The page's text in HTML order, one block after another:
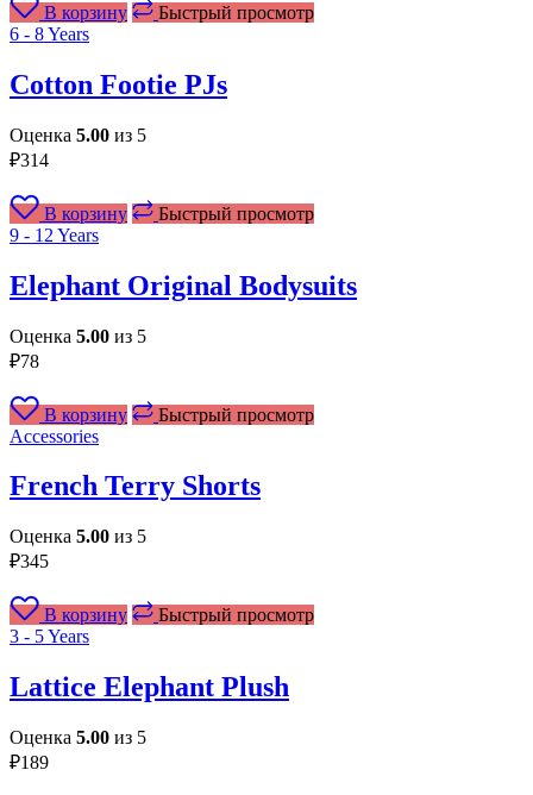
В корзину
Быстрый просмотр
6 - 8 Years
Cotton Footie PJs
Оценка 5.00 из 5
₽314
В корзину
Быстрый просмотр
9 - 12 Years
Elephant Original Bodysuits
Оценка 5.00 из 5
₽78
В корзину
Быстрый просмотр
Accessories
French Terry Shorts
Оценка 5.00 из 5
₽345
В корзину
Быстрый просмотр
3 - 5 Years
Lattice Elephant Plush
Оценка 5.00 из 5
₽189